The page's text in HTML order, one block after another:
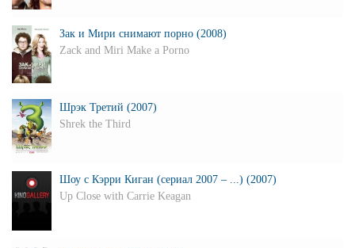
Зак и Мири снимают порно (2008)
Zack and Miri Make a Porno
Шрэк Третий (2007)
Shrek the Third
Шоу с Кэрри Киган (сериал 2007 – ...) (2007)
Up Close with Carrie Keagan